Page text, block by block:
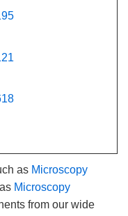
as Microscopy
Microscopy
from our wide